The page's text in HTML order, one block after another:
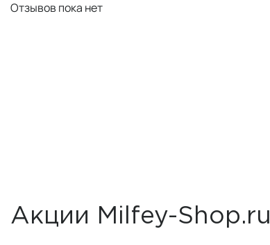
Отзывов пока нет
Акции Milfey-Shop.ru